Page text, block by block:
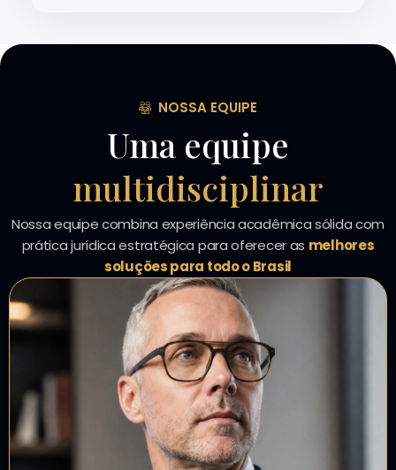
NOSSA EQUIPE
Uma equipe
multidisciplinar
Nossa equipe combina experiência acadêmica sólida com
prática jurídica estratégica para oferecer as melhores
soluções para todo o Brasil